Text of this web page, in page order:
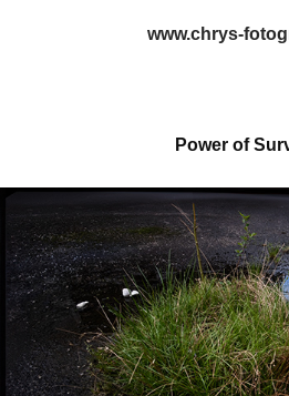
www.chrys-
Power of